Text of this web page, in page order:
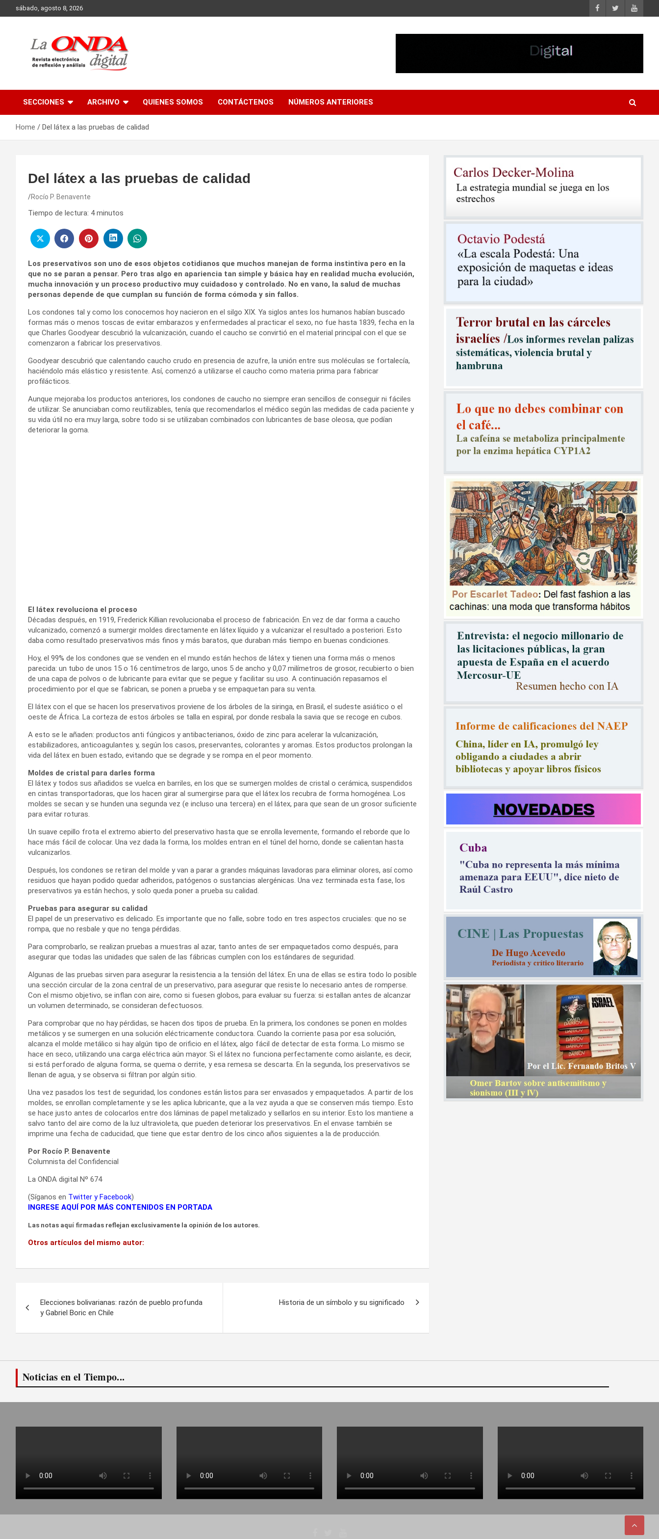
to
sábado, agosto 8, 2026
SECCIONES ARCHIVO QUIENES SOMOS CONTÁCTENOS NÚMEROS ANTERIORES
Home Del látex a las pruebas de calidad
Del látex a las pruebas de calidad
Rocío P. Benavente
Tiempo de lectura: 4 minutos
Los preservativos son uno de esos objetos cotidianos que muchos manejan de forma instintiva pero en la
que no se paran a pensar. Pero tras algo en apariencia tan simple y básica hay en realidad mucha evolución,
mucha innovación y un proceso productivo muy cuidadoso y controlado. No en vano, la salud de muchas
personas depende de que cumplan su función de forma cómoda y sin fallos.
Los condones tal y como los conocemos hoy nacieron en el silgo XIX. Ya siglos antes los humanos habían buscado
formas más o menos toscas de evitar embarazos y enfermedades al practicar el sexo, no fue hasta 1839, fecha en la
que Charles Goodyear descubrió la vulcanización, cuando el caucho se convirtió en el material principal con el que se
comenzaron a fabricar los preservativos.
Goodyear descubrió que calentando caucho crudo en presencia de azufre, la unión entre sus moléculas se fortalecía,
haciéndolo más elástico y resistente. Así, comenzó a utilizarse el caucho como materia prima para fabricar
profilácticos.
Aunque mejoraba los productos anteriores, los condones de caucho no siempre eran sencillos de conseguir ni fáciles
de utilizar. Se anunciaban como reutilizables, tenía que recomendarlos el médico según las medidas de cada paciente y
su vida útil no era muy larga, sobre todo si se utilizaban combinados con lubricantes de base oleosa, que podían
deteriorar la goma.
El látex revoluciona el proceso
Décadas después, en 1919, Frederick Killian revolucionaba el proceso de fabricación. En vez de dar forma a caucho
vulcanizado, comenzó a sumergir moldes directamente en látex líquido y a vulcanizar el resultado a posteriori. Esto
daba como resultado preservativos más finos y más baratos, que duraban más tiempo en buenas condiciones.
Hoy, el 99% de los condones que se venden en el mundo están hechos de látex y tienen una forma más o menos
parecida: un tubo de unos 15 o 16 centímetros de largo, unos 5 de ancho y 0,07 milímetros de grosor, recubierto o bien
de una capa de polvos o de lubricante para evitar que se pegue y facilitar su uso. A continuación repasamos el
procedimiento por el que se fabrican, se ponen a prueba y se empaquetan para su venta.
El látex con el que se hacen los preservativos proviene de los árboles de la siringa, en Brasil, el sudeste asiático o el
oeste de África. La corteza de estos árboles se talla en espiral, por donde resbala la savia que se recoge en cubos.
A esto se le añaden: productos anti fúngicos y antibacterianos, óxido de zinc para acelerar la vulcanización,
estabilizadores, anticoagulantes y, según los casos, preservantes, colorantes y aromas. Estos productos prolongan la
vida del látex en buen estado, evitando que se degrade y se rompa en el peor momento.
Moldes de cristal para darles forma
El látex y todos sus añadidos se vuelca en barriles, en los que se sumergen moldes de cristal o cerámica, suspendidos
en cintas transportadoras, que los hacen girar al sumergirse para que el látex los recubra de forma homogénea. Los
moldes se secan y se hunden una segunda vez (e incluso una tercera) en el látex, para que sean de un grosor suficiente
para evitar roturas.
Un suave cepillo frota el extremo abierto del preservativo hasta que se enrolla levemente, formando el reborde que lo
hace más fácil de colocar. Una vez dada la forma, los moldes entran en el túnel del horno, donde se calientan hasta
vulcanizarlos.
Después, los condones se retiran del molde y van a parar a grandes máquinas lavadoras para eliminar olores, así como
residuos que hayan podido quedar adheridos, patógenos o sustancias alergénicas. Una vez terminada esta fase, los
preservativos ya están hechos, y solo queda poner a prueba su calidad.
Pruebas para asegurar su calidad
El papel de un preservativo es delicado. Es importante que no falle, sobre todo en tres aspectos cruciales: que no se
rompa, que no resbale y que no tenga pérdidas.
Para comprobarlo, se realizan pruebas a muestras al azar, tanto antes de ser empaquetados como después, para
asegurar que todas las unidades que salen de las fábricas cumplen con los estándares de seguridad.
Algunas de las pruebas sirven para asegurar la resistencia a la tensión del látex. En una de ellas se estira todo lo posible
una sección circular de la zona central de un preservativo, para asegurar que resiste lo necesario antes de romperse.
Con el mismo objetivo, se inflan con aire, como si fuesen globos, para evaluar su fuerza: si estallan antes de alcanzar
un volumen determinado, se consideran defectuosos.
Para comprobar que no hay pérdidas, se hacen dos tipos de prueba. En la primera, los condones se ponen en moldes
metálicos y se sumergen en una solución eléctricamente conductora. Cuando la corriente pasa por esa solución,
alcanza el molde metálico si hay algún tipo de orificio en el látex, algo fácil de detectar de esta forma. Lo mismo se
hace en seco, utilizando una carga eléctrica aún mayor. Si el látex no funciona perfectamente como aislante, es decir,
si está perforado de alguna forma, se quema o derrite, y esa remesa se descarta. En la segunda, los preservativos se
llenan de agua, y se observa si filtran por algún sitio.
Una vez pasados los test de seguridad, los condones están listos para ser envasados y empaquetados. A partir de los
moldes, se enrollan completamente y se les aplica lubricante, que a la vez ayuda a que se conserven más tiempo. Esto
se hace justo antes de colocarlos entre dos láminas de papel metalizado y sellarlos en su interior. Esto los mantiene a
salvo tanto del aire como de la luz ultravioleta, que pueden deteriorar los preservativos. En el envase también se
imprime una fecha de caducidad, que tiene que estar dentro de los cinco años siguientes a la de producción.
Por Rocío P. Benavente
Columnista del Confidencial
La ONDA digital Nº 674
(Síganos en Twitter yFacebook)
INGRESE AQUÍ POR MÁS CONTENIDOS EN PORTADA
Las notas aquí firmadas reflejan exclusivamente la opinión de los autores.
Otros artículos del mismo autor:
de
entradas
Elecciones bolivarianas: razón de pueblo profunda
y Gabriel Boric en Chile
Historia de un símbolo y su significado
Noticias en el Tiempo...